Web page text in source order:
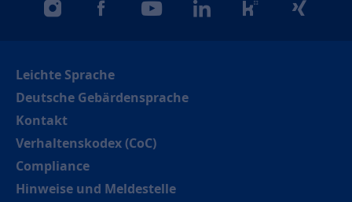
instagramfacebookyoutubelinkedinkununuxing
Leichte Sprache
Deutsche Gebärdensprache
Kontakt
Verhaltenskodex (CoC)
Compliance
Hinweise und Meldestelle